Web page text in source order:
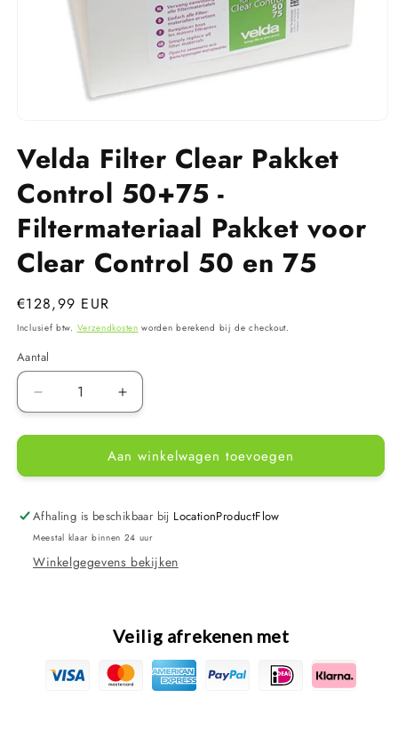
openen
in
Velda Filter Clear Pakket
Control 50+75 -
Filtermateriaal Pakket voor
Clear Control 50 en 75
Normale
prijs
€128,99 EUR
Inclusief btw. Verzendkosten worden berekend bij de checkout.
Aantal
Aantal
verlagen
voor
Filter
Pakket
Control
-
50
Aantal
verhogen
voor
Velda
Filter
Pakket
Control
-
Clear
Control
50
Aan winkelwagen toevoegen
Afhaling is beschikbaar bij LocationProductFlow
Meestal klaar binnen 24 uur
Winkelgegevens bekijken
Veilig afrekenen met